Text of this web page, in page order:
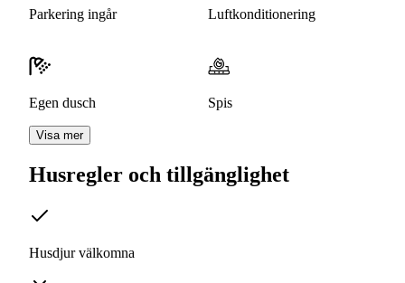
Parkering ingår Luftkonditionering
Egen dusch Spis
Visa mer
Husregler och tillgänglighet
Husdjur välkomna